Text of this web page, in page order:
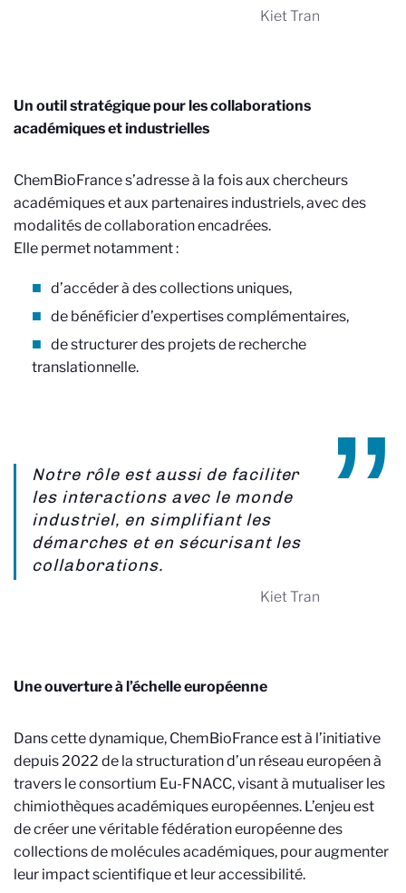
Kiet Tran
Un outil stratégique pour les collaborations
académiques et industrielles
ChemBioFrance s’adresse à la fois aux chercheurs
académiques et aux partenaires industriels, avec des
modalités de collaboration encadrées.
Elle permet notamment :
d’accéder à des collections uniques,
de bénéficier d’expertises complémentaires,
de structurer des projets de recherche
translationnelle.
Notre rôle est aussi de faciliter
les interactions avec le monde
industriel, en simplifiant les
démarches et en sécurisant les
collaborations.
Kiet Tran
Une ouverture à l’échelle européenne
Dans cette dynamique, ChemBioFrance est à l’initiative
depuis 2022 de la structuration d’un réseau européen à
travers le consortium Eu-FNACC, visant à mutualiser les
chimiothèques académiques européennes. L’enjeu est
de créer une véritable fédération européenne des
collections de molécules académiques, pour augmenter
leur impact scientifique et leur accessibilité.